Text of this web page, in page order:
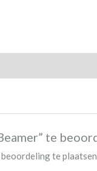
te
beoordeling te